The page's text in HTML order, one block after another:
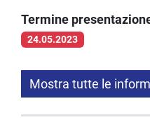
Termine
24.05.2023
Mostra tutte le